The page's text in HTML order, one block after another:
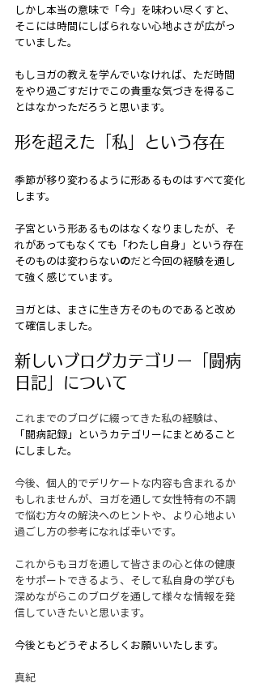
しかし本当の意味で「今」を味わい尽くすと、
そこには時間にしばられない心地よさが広がっ
ていました。
もしヨガの教えを学んでいなければ、ただ時間
をやり過ごすだけでこの貴重な気づきを得るこ
とはなかっただろうと思います。
形を超えた「私」という存在
季節が移り変わるように形あるものはすべて変化
します。
子宮という形あるものはなくなりましたが、そ
れがあってもなくても「わたし自身」という存在
そのものは変わらないのだと今回の経験を通し
て強く感じています。
ヨガとは、まさに生き方そのものであると改め
て確信しました。
新しいブログカテゴリー「闘病
日記」について
これまでのブログに綴ってきた私の経験は、
「闘病記録」というカテゴリーにまとめること
にしました。
今後、個人的でデリケートな内容も含まれるか
もしれませんが、ヨガを通して女性特有の不調
で悩む方々の解決へのヒントや、より心地よい
過ごし方の参考になれば幸いです。
これからもヨガを通して皆さまの心と体の健康
をサポートできるよう、そして私自身の学びも
深めながらこのブログを通して様々な情報を発
信していきたいと思います。
今後ともどうぞよろしくお願いいたします。
真紀